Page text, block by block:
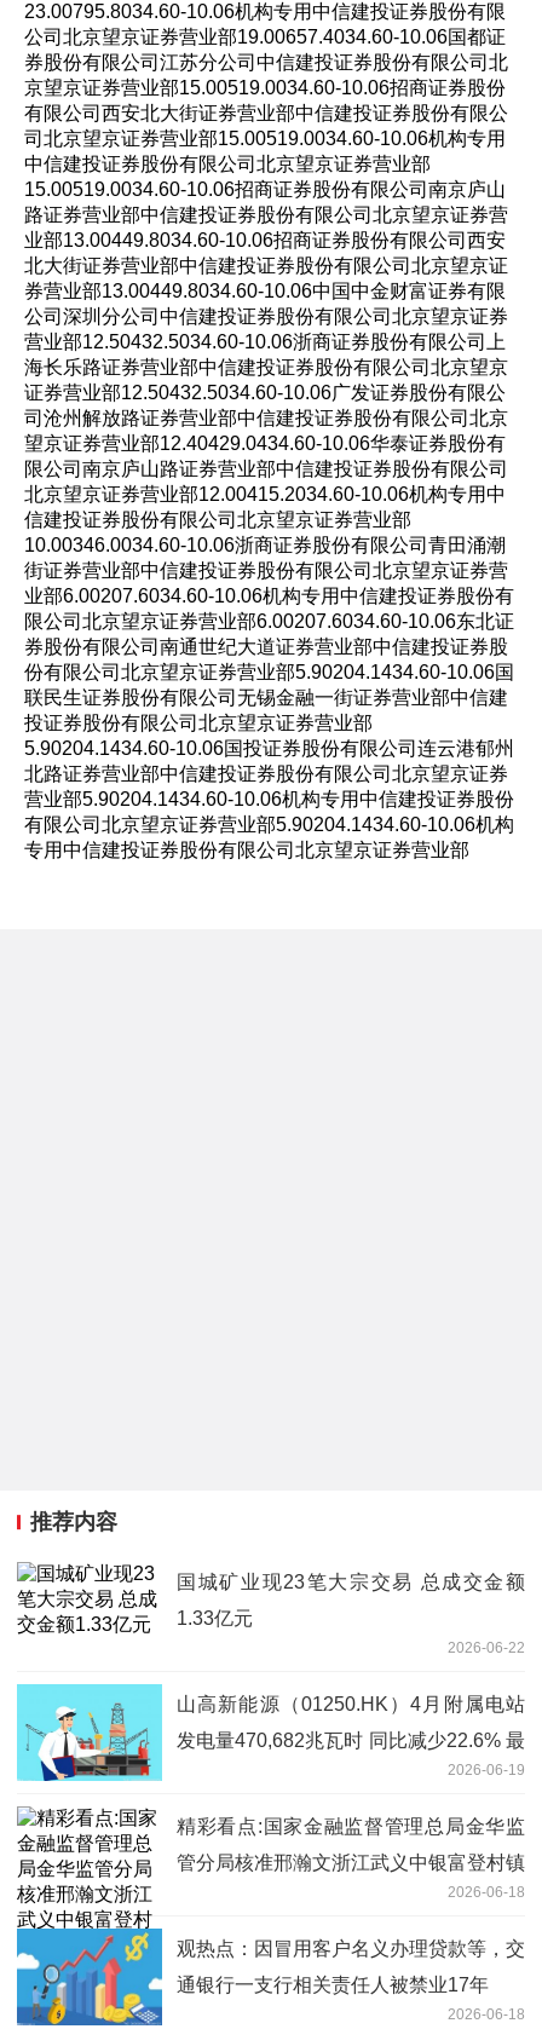
23.00795.8034.60-10.06机构专用中信建投证券股份有限
公司北京望京证券营业部19.00657.4034.60-10.06国都证
券股份有限公司江苏分公司中信建投证券股份有限公司北
京望京证券营业部15.00519.0034.60-10.06招商证券股份
有限公司西安北大街证券营业部中信建投证券股份有限公
司北京望京证券营业部15.00519.0034.60-10.06机构专用
中信建投证券股份有限公司北京望京证券营业部
15.00519.0034.60-10.06招商证券股份有限公司南京庐山
路证券营业部中信建投证券股份有限公司北京望京证券营
业部13.00449.8034.60-10.06招商证券股份有限公司西安
北大街证券营业部中信建投证券股份有限公司北京望京证
券营业部13.00449.8034.60-10.06中国中金财富证券有限
公司深圳分公司中信建投证券股份有限公司北京望京证券
营业部12.50432.5034.60-10.06浙商证券股份有限公司上
海长乐路证券营业部中信建投证券股份有限公司北京望京
证券营业部12.50432.5034.60-10.06广发证券股份有限公
司沧州解放路证券营业部中信建投证券股份有限公司北京
望京证券营业部12.40429.0434.60-10.06华泰证券股份有
限公司南京庐山路证券营业部中信建投证券股份有限公司
北京望京证券营业部12.00415.2034.60-10.06机构专用中
信建投证券股份有限公司北京望京证券营业部
10.00346.0034.60-10.06浙商证券股份有限公司青田涌潮
街证券营业部中信建投证券股份有限公司北京望京证券营
业部6.00207.6034.60-10.06机构专用中信建投证券股份有
限公司北京望京证券营业部6.00207.6034.60-10.06东北证
券股份有限公司南通世纪大道证券营业部中信建投证券股
份有限公司北京望京证券营业部5.90204.1434.60-10.06国
联民生证券股份有限公司无锡金融一街证券营业部中信建
投证券股份有限公司北京望京证券营业部
5.90204.1434.60-10.06国投证券股份有限公司连云港郁州
北路证券营业部中信建投证券股份有限公司北京望京证券
营业部5.90204.1434.60-10.06机构专用中信建投证券股份
有限公司北京望京证券营业部5.90204.1434.60-10.06机构
专用中信建投证券股份有限公司北京望京证券营业部
推荐内容
国城矿业现23笔大宗交易 总成交金额
1.33亿元
2026-06-22
山高新能源（01250.HK）4月附属电站
发电量470,682兆瓦时 同比减少22.6% 最
2026-06-19
精彩看点:国家金融监督管理总局金华监
管分局核准邢瀚文浙江武义中银富登村镇
2026-06-18
观热点：因冒用客户名义办理贷款等，交
通银行一支行相关责任人被禁业17年
2026-06-18